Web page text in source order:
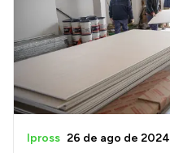
Ipross 26 de ago de 2024